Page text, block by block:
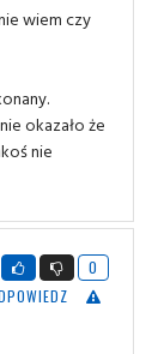
wiem czy
okazało że
nie
0